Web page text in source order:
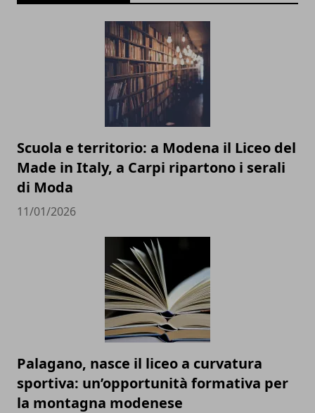
Scuola e territorio: a Modena il Liceo del
Made in Italy, a Carpi ripartono i serali
di Moda
11/01/2026
Palagano, nasce il liceo a curvatura
sportiva: un’opportunità formativa per
la montagna modenese